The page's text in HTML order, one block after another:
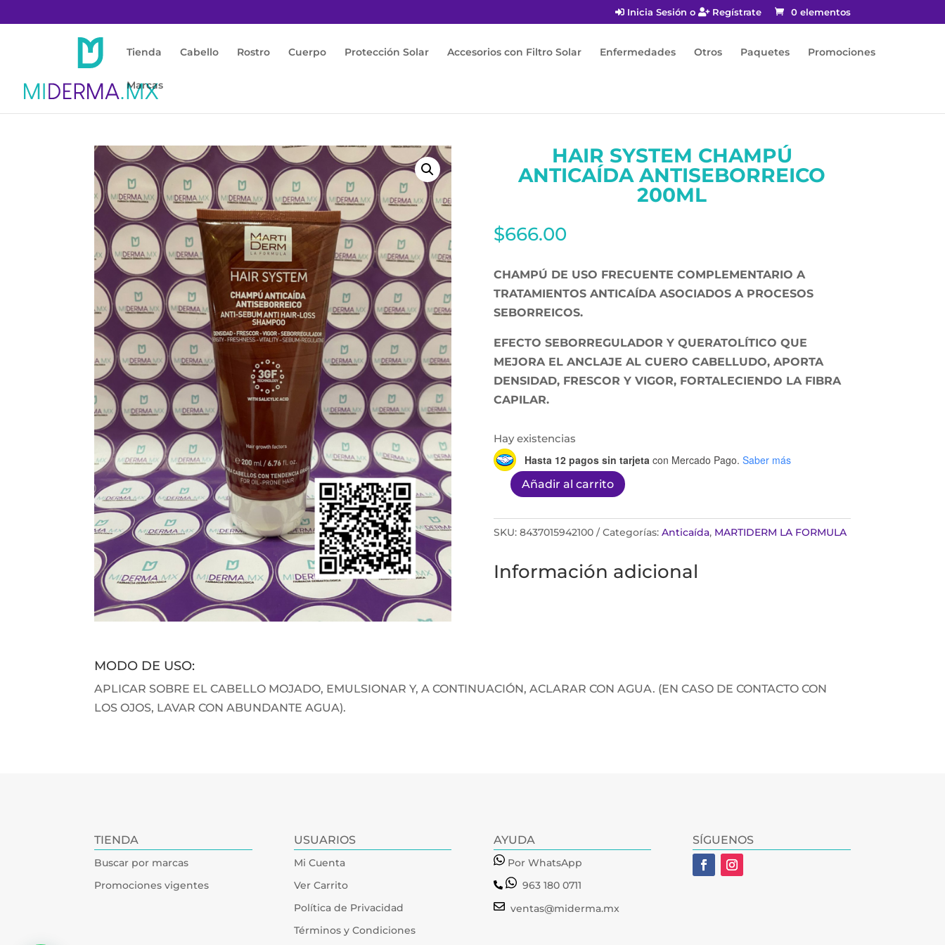
Inicia Sesión o Regístrate 0 elementos
Tienda Cabello Rostro Cuerpo Protección Solar Accesorios con Filtro Solar Enfermedades Otros Paquetes Promociones
Marcas
HAIR SYSTEM CHAMPÚ
ANTICAÍDA ANTISEBORREICO
200ML
$666.00
CHAMPÚ DE USO FRECUENTE COMPLEMENTARIO A
TRATAMIENTOS ANTICAÍDA ASOCIADOS A PROCESOS
SEBORREICOS.
EFECTO SEBORREGULADOR Y QUERATOLÍTICO QUE
MEJORA EL ANCLAJE AL CUERO CABELLUDO, APORTA
DENSIDAD, FRESCOR Y VIGOR, FORTALECIENDO LA FIBRA
CAPILAR.
Hay existencias
Hasta 12 pagos sin tarjeta con Mercado Pago. Saber más
HAIR
CHAMPÚ
ANTISEBORREICO
Añadir al carrito
SKU: 8437015942100 Categorías: Anticaída, MARTIDERM LA FORMULA
Información adicional
MODO DE USO:
APLICAR SOBRE EL CABELLO MOJADO, EMULSIONAR Y, A CONTINUACIÓN, ACLARAR CON AGUA. (EN CASO DE CONTACTO CON
LOS OJOS, LAVAR CON ABUNDANTE AGUA).
TIENDA
Buscar por marcas
Promociones vigentes
USUARIOS
Mi Cuenta
Ver Carrito
Política de Privacidad
Términos y Condiciones
AYUDA
Por WhatsApp
963 180 0711
ventas@miderma.mx
SÍGUENOS